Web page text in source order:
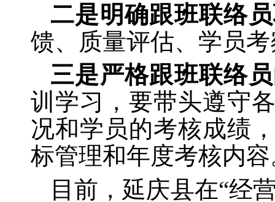
二是明确跟班联络
馈、质量评估、学员
三是严格跟班联络
训学习，要带头遵守
况和学员的考核成绩
标管理和年度考核内
目前，延庆县在“经